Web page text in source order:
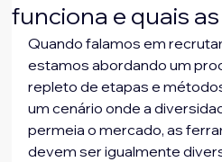
funciona e quais
Quando falamos em
estamos abordando um
repleto de etapas e
um cenário onde a
permeia o mercado, as
devem ser igualmente